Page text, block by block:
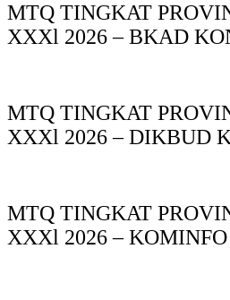
MTQ TINGKAT
XXXl 2026 – BKAD
MTQ TINGKAT
XXXl 2026 – DIKBUD
MTQ TINGKAT
XXXl 2026 –